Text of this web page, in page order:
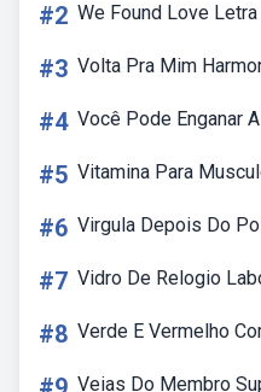
#2 We Found Love Letra
#3 Volta Pra Mim
#4 Você Pode Enganar
#5 Vitamina Para
#6 Virgula Depois Do
#7 Vidro De Relogio
#8 Verde E Vermelho
Veias Do Membro